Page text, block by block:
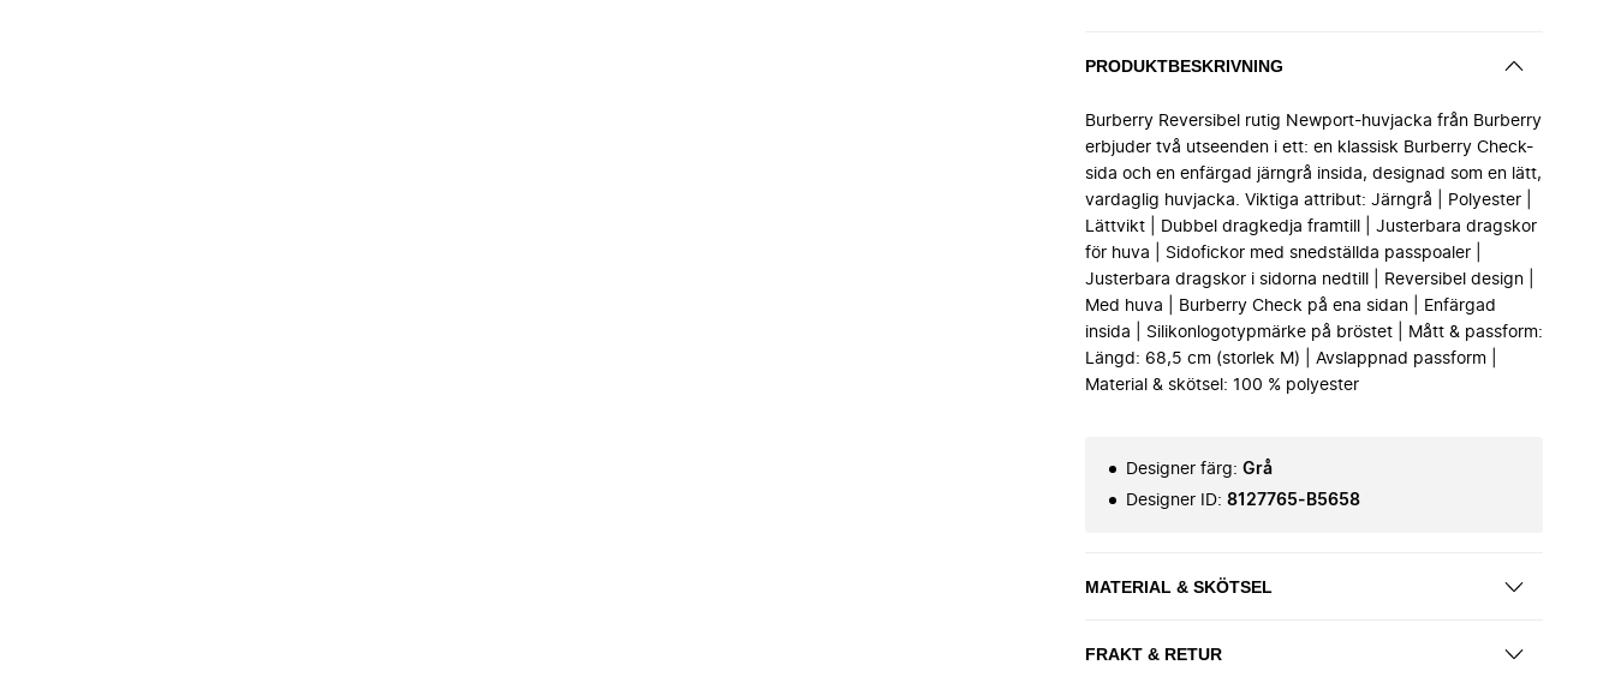
PRODUKTBESKRIVNING
Burberry Reversibel rutig Newport-huvjacka från Burberry
erbjuder två utseenden i ett: en klassisk Burberry Check-
sida och en enfärgad järngrå insida, designad som en lätt,
vardaglig huvjacka. Viktiga attribut: Järngrå | Polyester |
Lättvikt | Dubbel dragkedja framtill | Justerbara dragskor
för huva | Sidofickor med snedställda passpoaler |
Justerbara dragskor i sidorna nedtill | Reversibel design |
Med huva | Burberry Check på ena sidan | Enfärgad
insida | Silikonlogotypmärke på bröstet | Mått & passform:
Längd: 68,5 cm (storlek M) | Avslappnad passform |
Material & skötsel: 100 % polyester
Designer färg: Grå
Designer ID: 8127765-B5658
MATERIAL & SKÖTSEL
FRAKT & RETUR